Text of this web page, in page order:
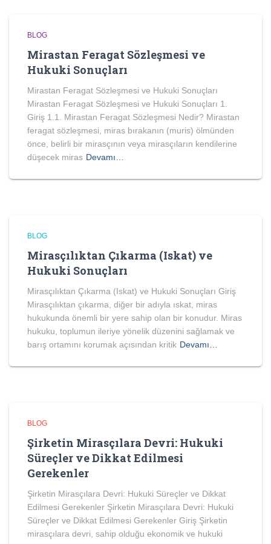
BLOG
Mirastan Feragat Sözleşmesi ve
Hukuki Sonuçları
Mirastan Feragat Sözleşmesi ve Hukuki Sonuçları
Mirastan Feragat Sözleşmesi ve Hukuki Sonuçları 1.
Giriş 1.1. Mirastan Feragat Sözleşmesi Nedir? Mirastan
feragat sözleşmesi, miras bırakanın (muris) ölmünden
önce, belirli bir mirasçının veya mirasçıların kendilerine
düşecek miras Devamı…
BLOG
Mirasçılıktan Çıkarma (Iskat) ve
Hukuki Sonuçları
Mirasçılıktan Çıkarma (Iskat) ve Hukuki Sonuçları Giriş
Mirasçılıktan çıkarma, diğer bir adıyla ıskat, miras
hukukunda önemli bir yere sahip olan bir konudur. Miras
hukuku, toplumun ileriye yönelik düzenini sağlamak ve
barış ortamını korumak açısından kritik Devamı…
BLOG
Şirketin Mirasçılara Devri: Hukuki
Süreçler ve Dikkat Edilmesi
Gerekenler
Şirketin Mirasçılara Devri: Hukuki Süreçler ve Dikkat
Edilmesi Gerekenler Şirketin Mirasçılara Devri: Hukuki
Süreçler ve Dikkat Edilmesi Gerekenler Giriş Şirketin
mirasçılara devri, sahip olduğu ekonomik ve hukuki